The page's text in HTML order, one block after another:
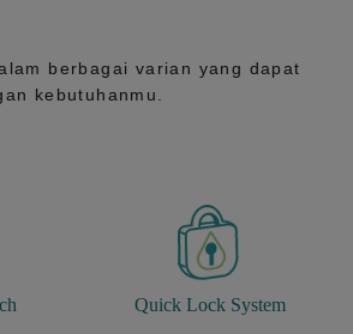
berbagai varian yang dapat
kebutuhanmu.
Quick Lock System